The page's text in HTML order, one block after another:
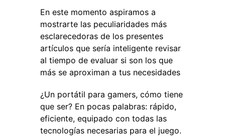
En este momento aspiramos a
mostrarte las peculiaridades más
esclarecedoras de los presentes
artículos que sería inteligente revisar
al tiempo de evaluar si son los que
más se aproximan a tus necesidades
¿Un portátil para gamers, cómo tiene
que ser? En pocas palabras: rápido,
eficiente, equipado con todas las
tecnologías necesarias para el juego.